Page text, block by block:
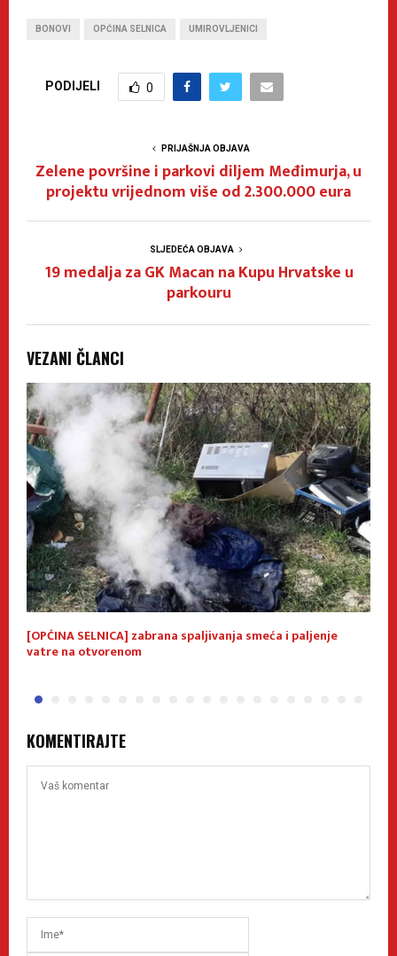
BONOVI OPĆINA SELNICA UMIROVLJENICI
PODIJELI 0
PRIJAŠNJA OBJAVA
Zelene površine i parkovi diljem Međimurja, u
projektu vrijednom više od 2.300.000 eura
SLJEDEĆA OBJAVA
19 medalja za GK Macan na Kupu Hrvatske u
parkouru
VEZANI ČLANCI
[OPĆINA SELNICA] zabrana spaljivanja smeća i paljenje
vatre na otvorenom
KOMENTIRAJTE